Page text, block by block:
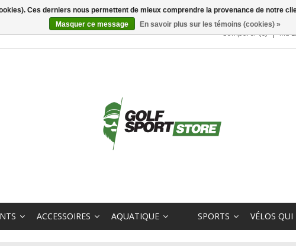
Comparer (0) Ma
ACCESSOIRES AQUATIQUE SPORTS VÉLOS
Ces derniers nous permettent de mieux comprendre la provenance de notre
Masquer ce message
En savoir plus sur les témoins (cookies) »